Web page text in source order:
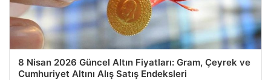
8 Nisan 2026 Güncel Altın Fiyatları: Gram, Çeyrek ve
Cumhuriyet Altını Alış Satış Endeksleri